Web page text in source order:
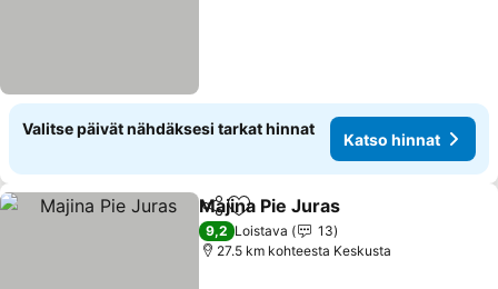
Valitse päivät nähdäksesi tarkat hinnat
Katso hinnat
Jaa Lisää suosikkeihin
Majina Pie Juras
9,2 Loistava
13
27.5 km kohteesta Keskusta